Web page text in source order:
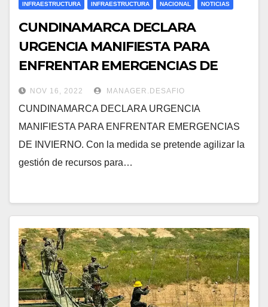
INFRAESTRUCTURA INFRAESTRUCTURA NACIONAL NOTICIAS
CUNDINAMARCA DECLARA
URGENCIA MANIFIESTA PARA
ENFRENTAR EMERGENCIAS DE
INVIERNO.
NOV 16, 2022 MANAGER.DESAFIO
CUNDINAMARCA DECLARA URGENCIA
MANIFIESTA PARA ENFRENTAR EMERGENCIAS
DE INVIERNO. Con la medida se pretende agilizar la
gestión de recursos para…